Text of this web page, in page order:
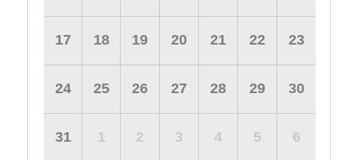
17 18 19 20 21 22 23
24 25 26 27 28 29 30
31 1 2 3 4 5 6